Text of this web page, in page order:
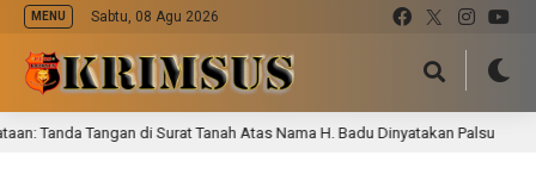
MENU Sabtu, 08 Agu 2026
Tangan di Surat Tanah Atas Nama H. Badu Dinyatakan Palsu